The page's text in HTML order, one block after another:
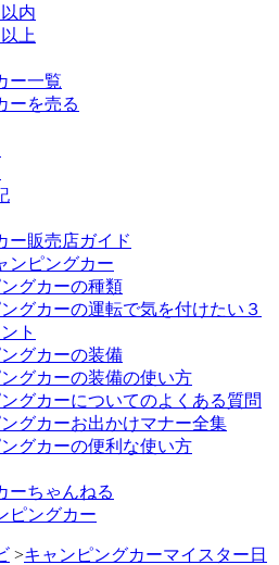
内
上
ー一覧
ーを売る
ー販売店ガイド
ンピングカー
グカーの種類
グカーの運転で気を付けたい３
ト
グカーの装備
グカーの装備の使い方
グカーについてのよくある質問
グカーお出かけマナー全集
グカーの便利な使い方
ーちゃんねる
ピングカー
>キャンピングカーマイスター日